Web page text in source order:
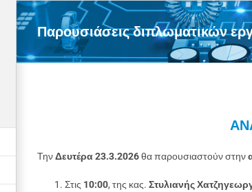
Παρουσιάσεις διπλωματικών
ΤηνΔευτέρα 23.3.2026θα παρουσιαστούν στην
Στις 10:00, της κας. Στυλιανής